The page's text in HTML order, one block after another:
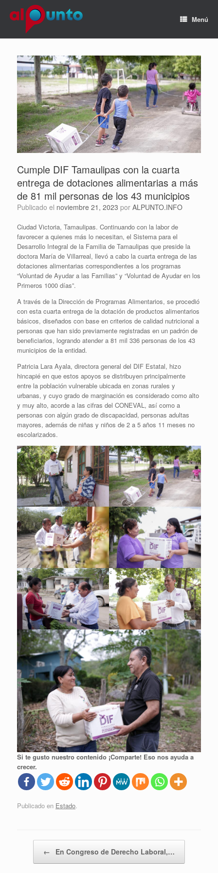
Menú
Cumple DIF Tamaulipas con la cuarta
entrega de dotaciones alimentarias a más
de 81 mil personas de los 43 municipios
Publicado el noviembre 21, 2023 por ALPUNTO.INFO
Ciudad Victoria, Tamaulipas. Continuando con la labor de
favorecer a quienes más lo necesitan, el Sistema para el
Desarrollo Integral de la Familia de Tamaulipas que preside la
doctora María de Villarreal, llevó a cabo la cuarta entrega de las
dotaciones alimentarias correspondientes a los programas
“Voluntad de Ayudar a las Familias” y “Voluntad de Ayudar en los
Primeros 1000 días”.
A través de la Dirección de Programas Alimentarios, se procedió
con esta cuarta entrega de la dotación de productos alimentarios
básicos, diseñados con base en criterios de calidad nutricional a
personas que han sido previamente registradas en un padrón de
beneficiarios, logrando atender a 81 mil 336 personas de los 43
municipios de la entidad.
Patricia Lara Ayala, directora general del DIF Estatal, hizo
hincapié en que estos apoyos se distribuyen principalmente
entre la población vulnerable ubicada en zonas rurales y
urbanas, y cuyo grado de marginación es considerado como alto
y muy alto, acorde a las cifras del CONEVAL, así como a
personas con algún grado de discapacidad, personas adultas
mayores, además de niñas y niños de 2 a 5 años 11 meses no
escolarizados.
Si te gusto nuestro contenido ¡Comparte! Eso nos ayuda a
crecer.
Publicado en Estado.
← En Congreso de Derecho Laboral,…